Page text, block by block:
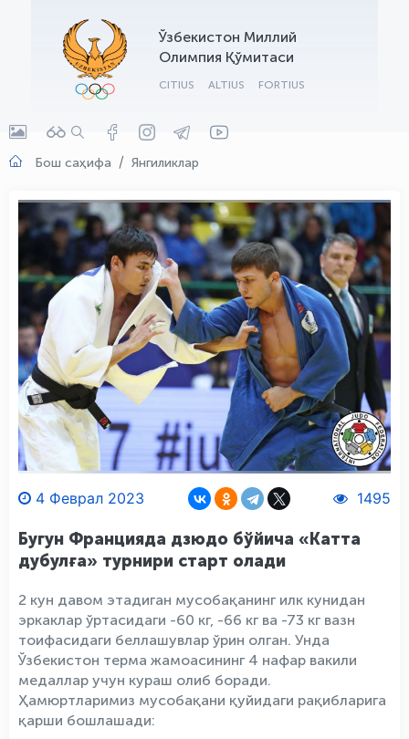
Ўзбекистон Миллий
Олимпия Қўмитаси
CITIUS ALTIUS FORTIUS
Бош саҳифа Янгиликлар
4 Феврал 2023 1495
Бугун Францияда дзюдо бўйича «Катта
дубулға» турнири старт олади
2 кун давом этадиган мусобақанинг илк кунидан
эркаклар ўртасидаги -60 кг, -66 кг ва -73 кг вазн
тоифасидаги беллашувлар ўрин олган. Унда
Ўзбекистон терма жамоасининг 4 нафар вакили
медаллар учун кураш олиб боради.
Ҳамюртларимиз мусобақани қуйидаги рақибларига
қарши бошлашади:
OLYMPCHIK AI - yordamchi
Онлайн · olympic.uz